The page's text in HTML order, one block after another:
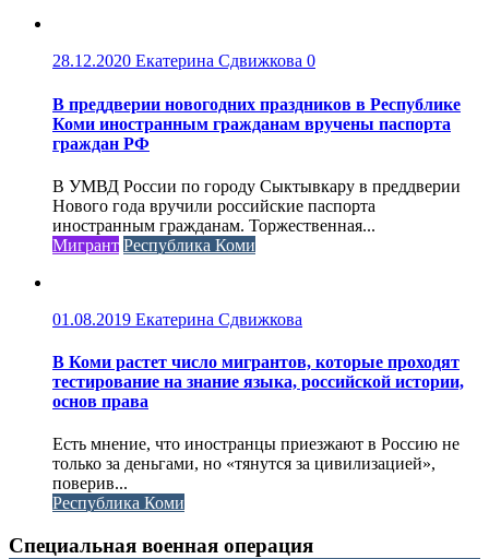
28.12.2020 Екатерина Сдвижкова 0
В преддверии новогодних праздников в Республике
Коми иностранным гражданам вручены паспорта
граждан РФ
В УМВД России по городу Сыктывкару в преддверии
Нового года вручили российские паспорта
иностранным гражданам. Торжественная...
Мигрант Республика Коми
01.08.2019 Екатерина Сдвижкова
В Коми растет число мигрантов, которые проходят
тестирование на знание языка, российской истории,
основ права
Есть мнение, что иностранцы приезжают в Россию не
только за деньгами, но «тянутся за цивилизацией»,
поверив...
Республика Коми
Специальная военная операция